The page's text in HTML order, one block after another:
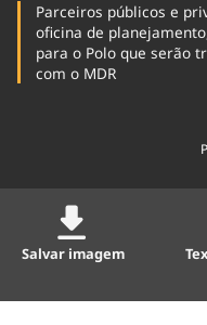
Parceiros públicos e
oficina de
para o Polo que serão
com o MDR
Salvar imagem